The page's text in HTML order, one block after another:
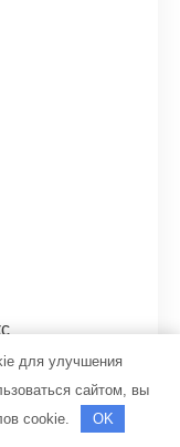
для улучшения
сайтом, вы
cookie.
OK